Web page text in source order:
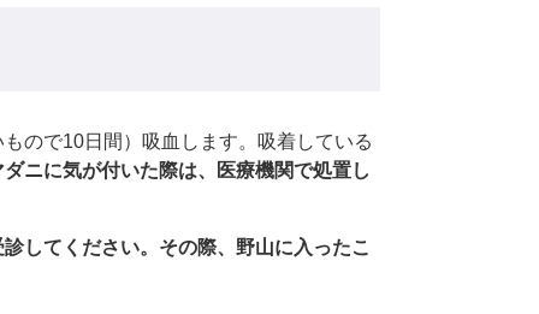
ので10日間）吸血します。吸着している
ニに気が付いた際は、医療機関で処置し
してください。その際、野山に入ったこ